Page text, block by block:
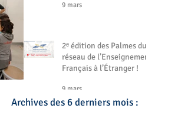
9 mars
2ᵉ édition des Palmes du
réseau de l’Enseignement
Français à l’Étranger !
9 mars
Archives des 6 derniers mois :